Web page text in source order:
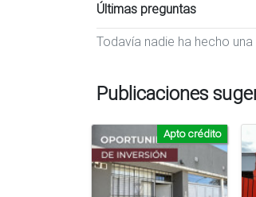
Últimas preguntas
Todavía nadie ha hecho una
Publicaciones
Apto crédito